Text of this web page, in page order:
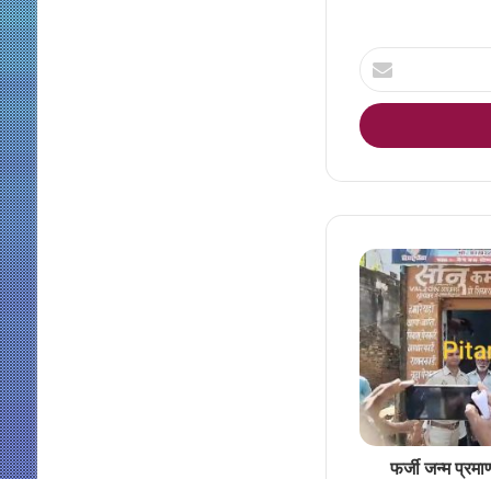
Enter
your
Email
address
फर्जी जन्म